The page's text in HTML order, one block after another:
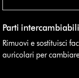
Parti intercambiabili
Rimuovi e sostituisci
auricolari per